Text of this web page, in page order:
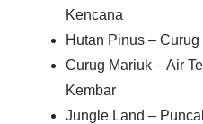
Kencana
Hutan Pinus –
Curug Mariuk – Air
Kembar
Jungle Land –